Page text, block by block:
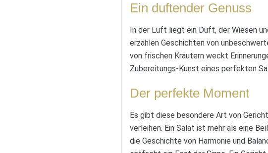
Ein duftender Genuss
In der Luft liegt ein Duft, der Wiesen
erzählen Geschichten von
von frischen Kräutern weckt
Zubereitungs-Kunst eines perfekten
Der perfekte Moment
Es gibt diese besondere Art von
verleihen. Ein Salat ist mehr als eine
die Geschichte von Harmonie und